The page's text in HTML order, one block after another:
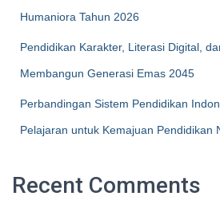
Humaniora Tahun 2026
Pendidikan Karakter, Literasi Digital,
Membangun Generasi Emas 2045
Perbandingan Sistem Pendidikan
Pelajaran untuk Kemajuan Pendidikan
Recent Comments